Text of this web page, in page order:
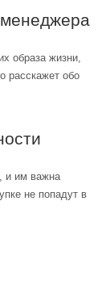
образа жизни,
расскажет обо
и им важна
не попадут в